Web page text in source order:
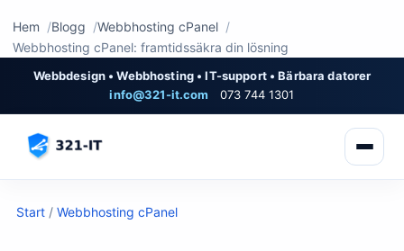
Hem Blogg
Webbhosting cPanel
Webbhosting cPanel: framtidssäkra din lösning
Webbdesign • Webbhosting • IT-support • Bärbara datorer
info@321-it.com 073 744 1301
Start / Webbhosting cPanel